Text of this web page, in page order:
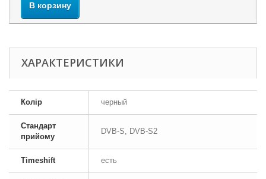
В корзину
ХАРАКТЕРИСТИКИ
Колір черный
Стандарт
прийому
DVB-S, DVB-S2
Timeshift есть